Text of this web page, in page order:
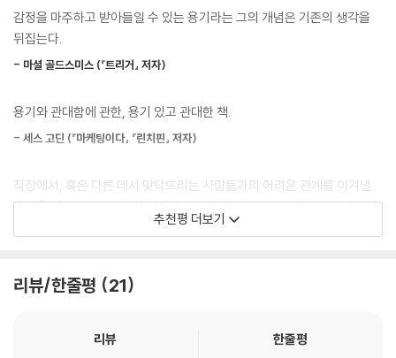
은 크게 생각하는 것이다. 앞에 놓인 문제가 이 네 가지 영역 밖에 있다면
그것은 조직 내에서 하급 관리자가 처리해야 할 일이다.
--- p.224, 「27. 중요한 곳에 집중하라」 중에서
많은 리더가 직원에게 방향을 제시하고, 질문을 던지고, 애원하는 것을 보
았다. 고함을 지르고, 간접적으로 분노를 표하고, 어찌해야 할지 모르겠다
--- p.259, 「34. 책임의식 창출하기」 중에서
향을 미친다. 부서별로 높게 쌓인 벽, 사내 정치, 부정적인 문화, 고객, 시장
등 조직 내에서 발생할 수 있는 온갖 장애물 가운데 팀원들의 최대 잠재력
지 않으면 불편한 감정을 느낄 필요가 없으니, 사람들은 그 일을 하지 않고
목표를 향해 가는 데 막대한 견인력을 얻을 수 있다.
성과를 높이는 4가지 기술
모두가 함께 목표를 이루는 데 전념하려면 강력하게 사람을 끌어당기는 힘
있는 모습이 필요하다. 저자는 성과를 올릴 수 있도록 25년간 리더들을 도
팀원들을 결집하는 네 가지 필수 요소이다. 이 책의 네 개의 부가 각각 한
감정을 마주하고 받아들일 수 있는 용기라는 그의 개념은 기존의 생각을
뒤집는다.
- 마셜 골드스미스 (『트리거』 저자)
용기와 관대함에 관한, 용기 있고 관대한 책.
- 세스 고딘 (『마케팅이다』 『린치핀』 저자)
직장에서, 혹은 다른 데서 맞닥뜨리는 사람들과의 어려운 관계를 이겨낼
방법을 배우고 싶은가? 이 책이야말로 당신이 꼭 필요로 하던 책이다.
- 로버트 치알디니 (『설득의 심리학』 『초전 설득』 저자)
이 획기적인 책에 담긴 조언을 용기 있게 받아들인다면 다른 사람들에게
추천평 더보기
리뷰/한줄평 21
리뷰 한줄평